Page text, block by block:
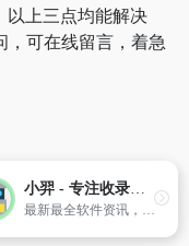
以上三点均能解决
，可在线留言，着急
小羿 - 专注收录各种优秀软件！
最新最全软件资讯，收录新出品软件（安卓、Windows、macOS、Linux、AI、鸿蒙），分享、推荐优秀软件、常用软件等，提倡自由，开源的软件。目标是成为一种生活态度，不拘泥于形式，在持有质量和原则之下，怀着一颗纯真的感恩的心过活。